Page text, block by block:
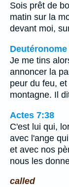
Sois prêt de
matin sur la
devant moi,
Deutéronome
Je me tins
annoncer la
peur du feu,
montagne. Il
Actes 7:38
C'est lui qui,
avec l'ange
et avec nos
nous les
called